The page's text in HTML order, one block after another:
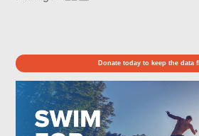
Donate today to keep the data